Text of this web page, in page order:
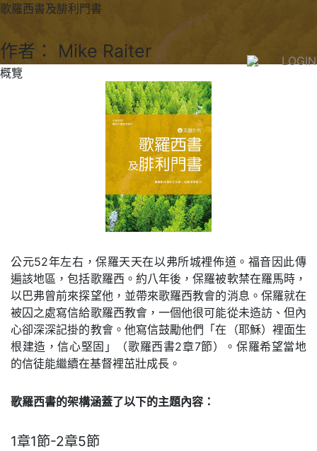
LOGIN
歌羅西書及腓利門書
作者： Mike Raiter
概覽
公元52年左右，保羅天天在以弗所城裡佈道。福音因此傳
遍該地區，包括歌羅西。約八年後，保羅被軟禁在羅馬時，
以巴弗曾前來探望他，並帶來歌羅西教會的消息。保羅就在
被囚之處寫信給歌羅西教會，一個他很可能從未造訪、但內
心卻深深記掛的教會。他寫信鼓勵他們「在（耶穌）裡面生
根建造，信心堅固」（歌羅西書2章7節）。保羅希望當地
的信徒能繼續在基督裡茁壯成長。
歌羅西書的架構涵蓋了以下的主題內容：
1章1節-2章5節